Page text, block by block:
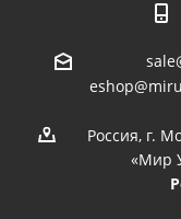
Россия, г.
«Мир